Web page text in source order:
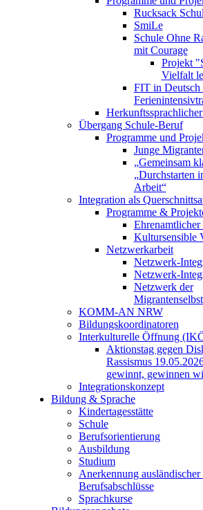
Rucksack
SmiLe
Schule Ohne
mit Courage
Projekt
Vielfalt
FIT in Deutsch
Übergang Schule-Beruf
Programme und
Junge
„Gemeinsam
„Durchstarten
Arbeit“
Integration als
Programme &
Kultursensible
Netzwerkarbeit
Netzwerk-
Netzwerk-
Netzwerk der
KOMM-AN NRW
Bildungskoordinatoren
Interkulturelle Öffnung
Aktionstag gegen
Rassismus
gewinnt, gewinnen
Integrationskonzept
Bildung & Sprache
Kindertagesstätte
Schule
Berufsorientierung
Ausbildung
Studium
Anerkennung
Berufsabschlüsse
Sprachkurse